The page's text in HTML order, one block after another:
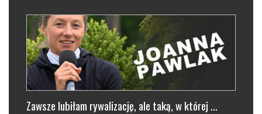
Zawsze lubiłam rywalizację, ale taką, w której ...